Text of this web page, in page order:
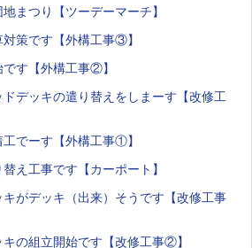
まつり【ツーデーマーチ】
策です【外構工事③】
す【外構工事②】
デッキの遣り替えをしまーす【改修工
でーす【外構工事①】
え工事です【カーポート】
がデッキ（出来）そうです【改修工事
の組立開始です【改修工事②】